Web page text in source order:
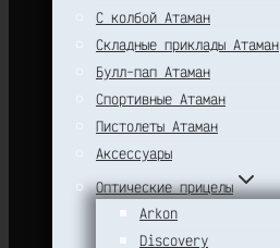
С колбой Атаман
Складные приклады Атаман
Булл-пап Атаман
Спортивные Атаман
Пистолеты Атаман
Аксессуары
Оптические прицелы
Arkon
Discovery